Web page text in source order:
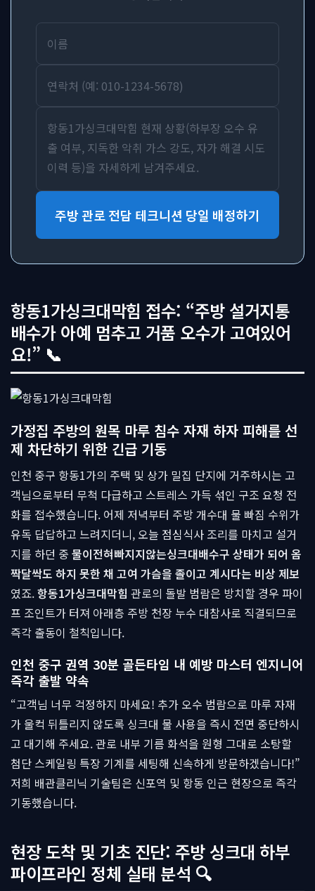
주방 관로 전담 테크니션 당일 배정하기
항동1가싱크대막힘 접수: “주방 설거지통
배수가 아예 멈추고 거품 오수가 고여있어
요!” 📞
가정집 주방의 원목 마루 침수 자재 하자 피해를 선
제 차단하기 위한 긴급 기동
인천 중구 항동1가의 주택 및 상가 밀집 단지에 거주하시는 고
객님으로부터 무척 다급하고 스트레스 가득 섞인 구조 요청 전
화를 접수했습니다. 어제 저녁부터 주방 개수대 물 빠짐 수위가
유독 답답하고 느려지더니, 오늘 점심식사 조리를 마치고 설거
지를 하던 중 물이전혀빠지지않는싱크대배수구 상태가 되어 옴
짝달싹도 하지 못한 채 고여 가슴을 졸이고 계시다는 비상 제보
였죠.항동1가싱크대막힘 관로의 돌발 범람은 방치할 경우 파이
프 조인트가 터져 아래층 주방 천장 누수 대참사로 직결되므로
즉각 출동이 철칙입니다.
인천 중구 권역 30분 골든타임 내 예방 마스터 엔지니어
즉각 출발 약속
“고객님 너무 걱정하지 마세요! 추가 오수 범람으로 마루 자재
가 울컥 뒤틀리지 않도록 싱크대 물 사용을 즉시 전면 중단하시
고 대기해 주세요. 관로 내부 기름 화석을 원형 그대로 소탕할
첨단 스케일링 특장 기계를 세팅해 신속하게 방문하겠습니다!”
저희 배관클리닉 기술팀은 신포역 및 항동 인근 현장으로 즉각
기동했습니다.
현장 도착 및 기초 진단: 주방 싱크대 하부
파이프라인 정체 실태 분석 🔍